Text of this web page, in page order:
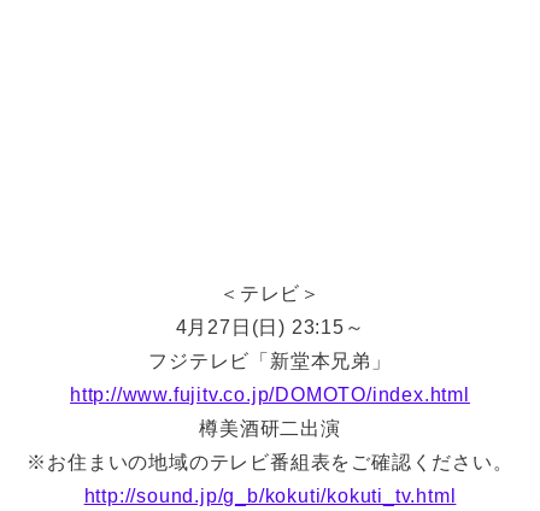
＜テレビ＞
4月27日(日) 23:15～
フジテレビ「新堂本兄弟」
http://www.fujitv.co.jp/DOMOTO/index.html
樽美酒研二出演
※お住まいの地域のテレビ番組表をご確認ください。
http://sound.jp/g_b/kokuti/kokuti_tv.html